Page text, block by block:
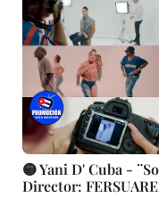
🟡 Yani D' Cuba -